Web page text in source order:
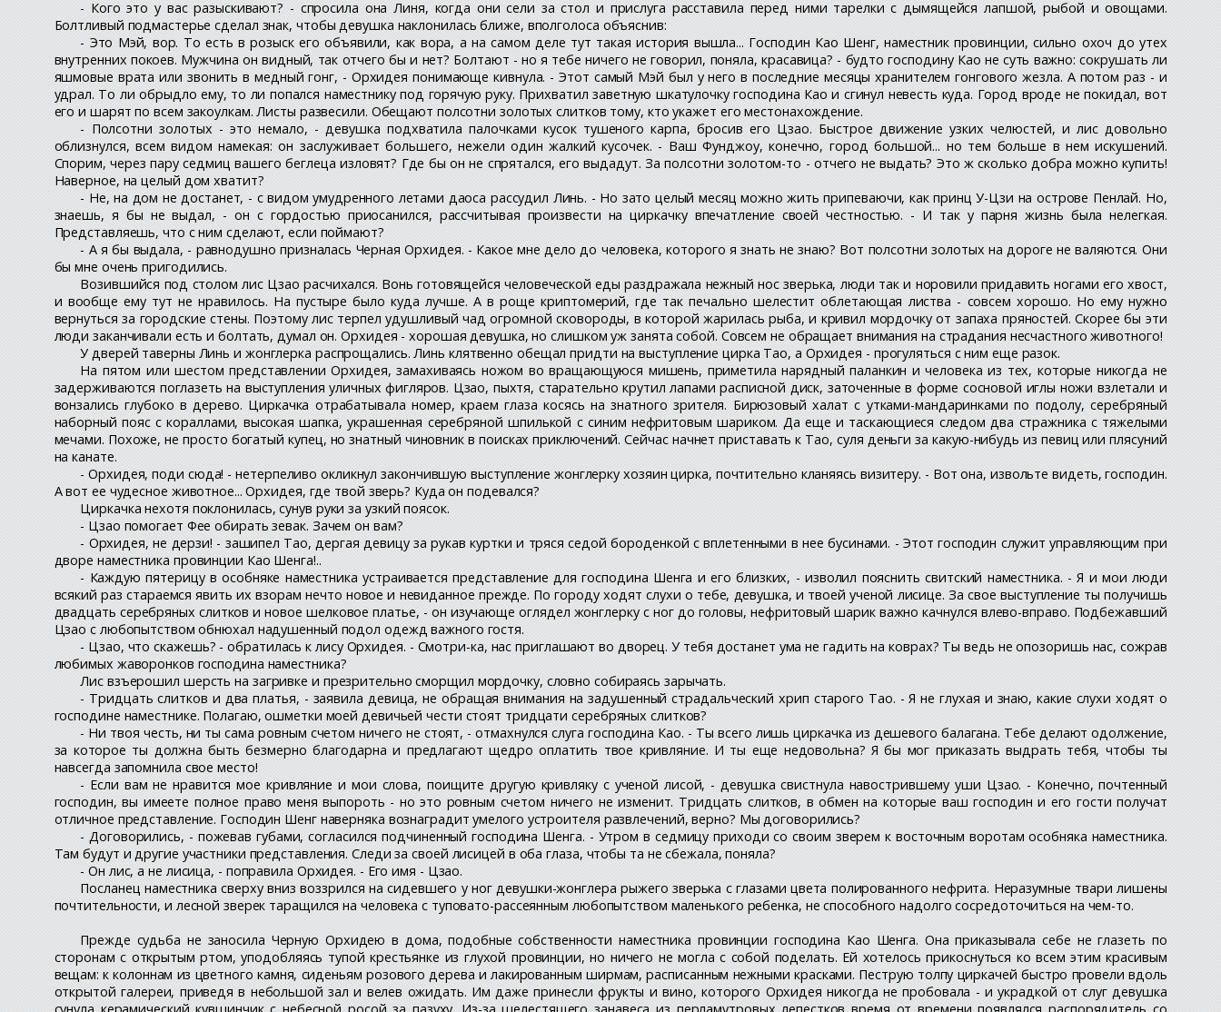
- Кого это у вас разыскивают? - спросила она Линя, когда они сели за стол и прислуга расставила перед ними тарелки с дымящейся лапшой, рыбой и овощами.
Болтливый подмастерье сделал знак, чтобы девушка наклонилась ближе, вполголоса объяснив:
- Это Мэй, вор. То есть в розыск его объявили, как вора, а на самом деле тут такая история вышла... Господин Као Шенг, наместник провинции, сильно охоч до утех
внутренних покоев. Мужчина он видный, так отчего бы и нет? Болтают - но я тебе ничего не говорил, поняла, красавица? - будто господину Као не суть важно: сокрушать ли
яшмовые врата или звонить в медный гонг, - Орхидея понимающе кивнула. - Этот самый Мэй был у него в последние месяцы хранителем гонгового жезла. А потом раз - и
удрал. То ли обрыдло ему, то ли попался наместнику под горячую руку. Прихватил заветную шкатулочку господина Као и сгинул невесть куда. Город вроде не покидал, вот
его и шарят по всем закоулкам. Листы развесили. Обещают полсотни золотых слитков тому, кто укажет его местонахождение.
- Полсотни золотых - это немало, - девушка подхватила палочками кусок тушеного карпа, бросив его Цзао. Быстрое движение узких челюстей, и лис довольно
облизнулся, всем видом намекая: он заслуживает большего, нежели один жалкий кусочек. - Ваш Фунджоу, конечно, город большой... но тем больше в нем искушений.
Спорим, через пару седмиц вашего беглеца изловят? Где бы он не спрятался, его выдадут. За полсотни золотом-то - отчего не выдать? Это ж сколько добра можно купить!
Наверное, на целый дом хватит?
- Не, на дом не достанет, - с видом умудренного летами даоса рассудил Линь. - Но зато целый месяц можно жить припеваючи, как принц У-Цзи на острове Пенлай. Но,
знаешь, я бы не выдал, - он с гордостью приосанился, рассчитывая произвести на циркачку впечатление своей честностью. - И так у парня жизнь была нелегкая.
Представляешь, что с ним сделают, если поймают?
- А я бы выдала, - равнодушно призналась Черная Орхидея. - Какое мне дело до человека, которого я знать не знаю? Вот полсотни золотых на дороге не валяются. Они
бы мне очень пригодились.
Возившийся под столом лис Цзао расчихался. Вонь готовящейся человеческой еды раздражала нежный нос зверька, люди так и норовили придавить ногами его хвост,
и вообще ему тут не нравилось. На пустыре было куда лучше. А в роще криптомерий, где так печально шелестит облетающая листва - совсем хорошо. Но ему нужно
вернуться за городские стены. Поэтому лис терпел удушливый чад огромной сковороды, в которой жарилась рыба, и кривил мордочку от запаха пряностей. Скорее бы эти
люди заканчивали есть и болтать, думал он. Орхидея - хорошая девушка, но слишком уж занята собой. Совсем не обращает внимания на страдания несчастного животного!
У дверей таверны Линь и жонглерка распрощались. Линь клятвенно обещал придти на выступление цирка Тао, а Орхидея - прогуляться с ним еще разок.
На пятом или шестом представлении Орхидея, замахиваясь ножом во вращающуюся мишень, приметила нарядный паланкин и человека из тех, которые никогда не
задерживаются поглазеть на выступления уличных фигляров. Цзао, пыхтя, старательно крутил лапами расписной диск, заточенные в форме сосновой иглы ножи взлетали и
вонзались глубоко в дерево. Циркачка отрабатывала номер, краем глаза косясь на знатного зрителя. Бирюзовый халат с утками-мандаринками по подолу, серебряный
наборный пояс с кораллами, высокая шапка, украшенная серебряной шпилькой с синим нефритовым шариком. Да еще и таскающиеся следом два стражника с тяжелыми
мечами. Похоже, не просто богатый купец, но знатный чиновник в поисках приключений. Сейчас начнет приставать к Тао, суля деньги за какую-нибудь из певиц или плясуний
на канате.
- Орхидея, поди сюда! - нетерпеливо окликнул закончившую выступление жонглерку хозяин цирка, почтительно кланяясь визитеру. - Вот она, извольте видеть, господин.
А вот ее чудесное животное... Орхидея, где твой зверь? Куда он подевался?
Циркачка нехотя поклонилась, сунув руки за узкий поясок.
- Цзао помогает Фее обирать зевак. Зачем он вам?
- Орхидея, не дерзи! - зашипел Тао, дергая девицу за рукав куртки и тряся седой бороденкой с вплетенными в нее бусинами. - Этот господин служит управляющим при
дворе наместника провинции Као Шенга!..
- Каждую пятерицу в особняке наместника устраивается представление для господина Шенга и его близких, - изволил пояснить свитский наместника. - Я и мои люди
всякий раз стараемся явить их взорам нечто новое и невиданное прежде. По городу ходят слухи о тебе, девушка, и твоей ученой лисице. За свое выступление ты получишь
двадцать серебряных слитков и новое шелковое платье, - он изучающе оглядел жонглерку с ног до головы, нефритовый шарик важно качнулся влево-вправо. Подбежавший
Цзао с любопытством обнюхал надушенный подол одежд важного гостя.
- Цзао, что скажешь? - обратилась к лису Орхидея. - Смотри-ка, нас приглашают во дворец. У тебя достанет ума не гадить на коврах? Ты ведь не опозоришь нас, сожрав
любимых жаворонков господина наместника?
Лис взъерошил шерсть на загривке и презрительно сморщил мордочку, словно собираясь зарычать.
- Тридцать слитков и два платья, - заявила девица, не обращая внимания на задушенный страдальческий хрип старого Тао. - Я не глухая и знаю, какие слухи ходят о
господине наместнике. Полагаю, ошметки моей девичьей чести стоят тридцати серебряных слитков?
- Ни твоя честь, ни ты сама ровным счетом ничего не стоят, - отмахнулся слуга господина Као. - Ты всего лишь циркачка из дешевого балагана. Тебе делают одолжение,
за которое ты должна быть безмерно благодарна и предлагают щедро оплатить твое кривляние. И ты еще недовольна? Я бы мог приказать выдрать тебя, чтобы ты
навсегда запомнила свое место!
- Если вам не нравится мое кривляние и мои слова, поищите другую кривляку с ученой лисой, - девушка свистнула навострившему уши Цзао. - Конечно, почтенный
господин, вы имеете полное право меня выпороть - но это ровным счетом ничего не изменит. Тридцать слитков, в обмен на которые ваш господин и его гости получат
отличное представление. Господин Шенг наверняка вознаградит умелого устроителя развлечений, верно? Мы договорились?
- Договорились, - пожевав губами, согласился подчиненный господина Шенга. - Утром в седмицу приходи со своим зверем к восточным воротам особняка наместника.
Там будут и другие участники представления. Следи за своей лисицей в оба глаза, чтобы та не сбежала, поняла?
- Он лис, а не лисица, - поправила Орхидея. - Его имя - Цзао.
Посланец наместника сверху вниз воззрился на сидевшего у ног девушки-жонглера рыжего зверька с глазами цвета полированного нефрита. Неразумные твари лишены
почтительности, и лесной зверек таращился на человека с туповато-рассеянным любопытством маленького ребенка, не способного надолго сосредоточиться на чем-то.
Прежде судьба не заносила Черную Орхидею в дома, подобные собственности наместника провинции господина Као Шенга. Она приказывала себе не глазеть по
сторонам с открытым ртом, уподобляясь тупой крестьянке из глухой провинции, но ничего не могла с собой поделать. Ей хотелось прикоснуться ко всем этим красивым
вещам: к колоннам из цветного камня, сиденьям розового дерева и лакированным ширмам, расписанным нежными красками. Пеструю толпу циркачей быстро провели вдоль
открытой галереи, приведя в небольшой зал и велев ожидать. Им даже принесли фрукты и вино, которого Орхидея никогда не пробовала - и украдкой от слуг девушка
сунула керамический кувшинчик с небесной росой за пазуху. Из-за шелестящего занавеса из перламутровых лепестков время от времени появлялся распорядитель со